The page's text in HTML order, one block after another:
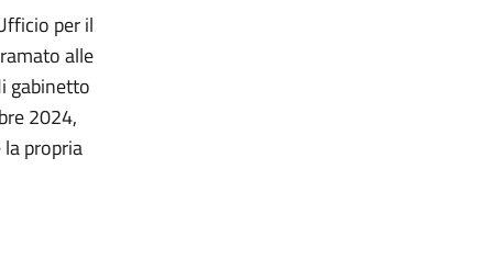
per il
alle
gabinetto
2024,
propria